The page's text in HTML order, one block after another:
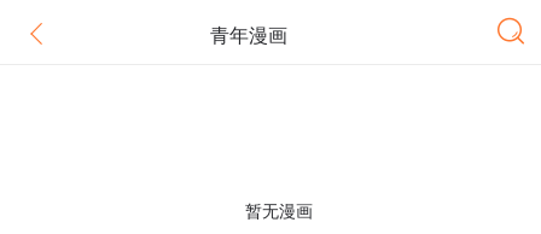
青年漫画
暂无漫画